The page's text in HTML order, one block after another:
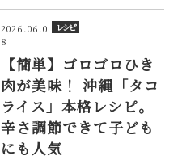
2026.06.0
8
レシピ
【簡単】ゴロゴロひき
肉が美味！ 沖縄「タコ
ライス」本格レシピ。
辛さ調節できて子ども
にも人気